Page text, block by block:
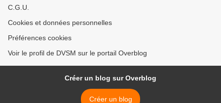
C.G.U.
Cookies et données personnelles
Préférences cookies
Voir le profil de DVSM sur le portail Overblog
Créer un blog sur Overblog
Créer un blog